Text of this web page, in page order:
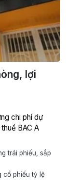
lợi
chi phí dự
BAC A
trái phiếu, sắp
cổ phiếu tỷ lệ